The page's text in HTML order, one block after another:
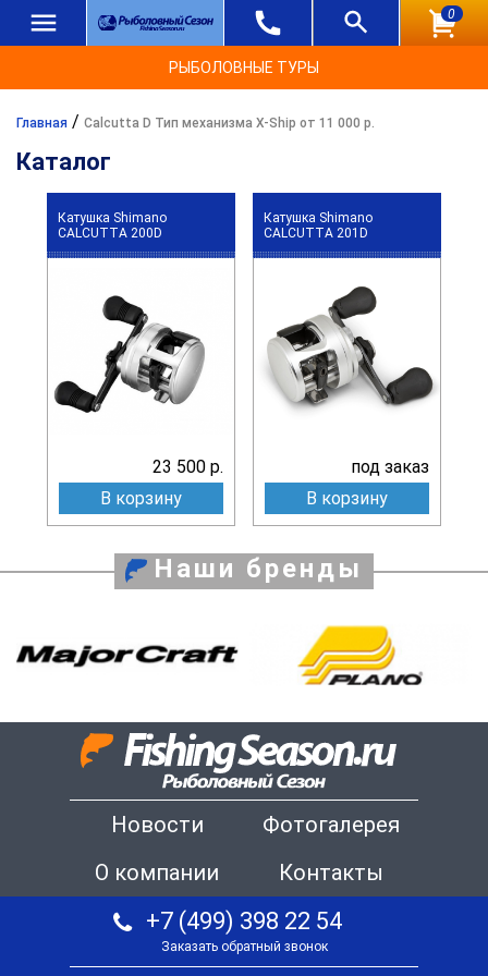
0
РЫБОЛОВНЫЕ ТУРЫ
Главная / Calcutta D Тип механизма X-Ship от 11 000 р.
Каталог
Катушка Shimano
CALCUTTA 200D
23 500 р.
В корзину
Катушка Shimano
CALCUTTA 201D
под заказ
В корзину
Наши бренды
Новости
Фотогалерея
О компании
Контакты
+7 (499) 398 22 54
Заказать обратный звонок